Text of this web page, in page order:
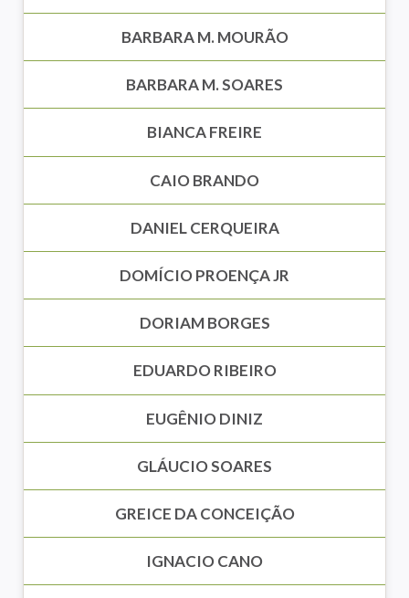
BARBARA M. MOURÃO
BARBARA M. SOARES
BIANCA FREIRE
CAIO BRANDO
DANIEL CERQUEIRA
DOMÍCIO PROENÇA JR
DORIAM BORGES
EDUARDO RIBEIRO
EUGÊNIO DINIZ
GLÁUCIO SOARES
GREICE DA CONCEIÇÃO
IGNACIO CANO